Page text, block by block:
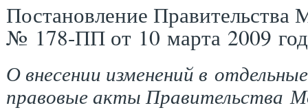
Постановление Правительства
№ 178-ПП от 10 марта 2009
О внесении изменений в отдельные
правовые акты Правительства